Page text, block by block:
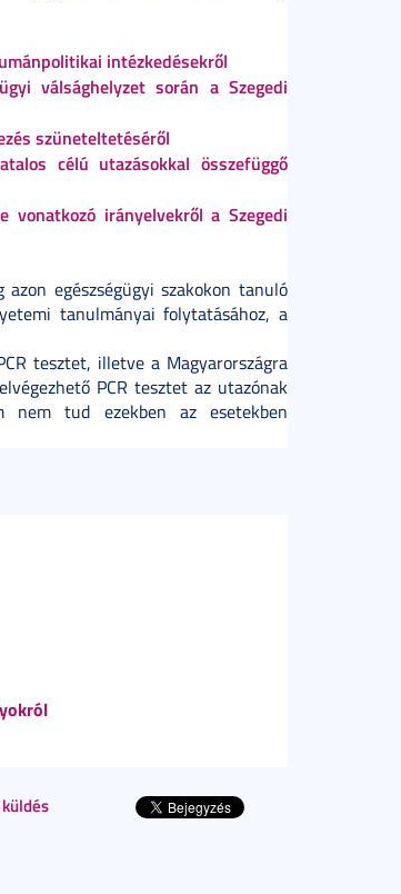
intézkedésekről
válsághelyzet során a Szegedi
szüneteltetéséről
célú utazásokkal összefüggő
irányelvekről a Szegedi
egészségügyi szakokon tanuló
tanulmányai folytatásához, a
tesztet, illetve a Magyarországra
PCR tesztet az utazónak
nem tud ezekben az esetekben